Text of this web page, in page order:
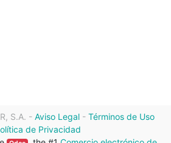
S.A. - Aviso Legal - Términos de Uso
de Privacidad